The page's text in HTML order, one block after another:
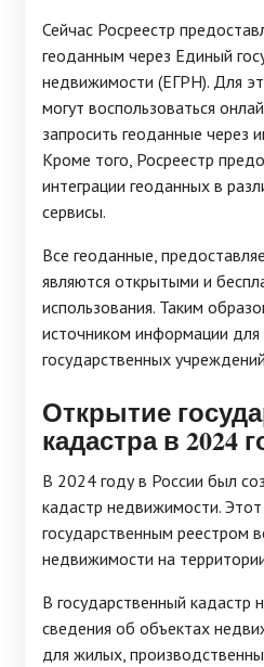
Сейчас Росреестр
геоданным через Единый
недвижимости (ЕГРН). Для
могут воспользоваться
запросить геоданные через
Кроме того, Росреестр
интеграции геоданных в
сервисы.
Все геоданные,
являются открытыми и
использования. Таким
источником информации для
государственных
Открытие
кадастра в 2024
В 2024 году в России был
кадастр недвижимости.
государственным реестром
недвижимости на
В государственный кадастр
сведения об объектах
для жилых,